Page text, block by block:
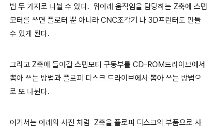
법 두 가지로 나뉠 수 있다. 위아래 움직임을 담당하는 Z축에 스텝
모터를 쓰면 플로터 뿐 아니라 CNC조각기 나 3D프린터도 만들
수 있게 된다.
그리고 Z축에 들어갈 스텝모터 구동부를 CD-ROM드라이브에서
뽑아 쓰는 방법과 플로피 디스크 드라이브에서 뽑아 쓰는 방법으
로 또 나뉜다.
여기서는 아래의 사진 처럼 Z축을 플로피 디스크의 부품으로 사